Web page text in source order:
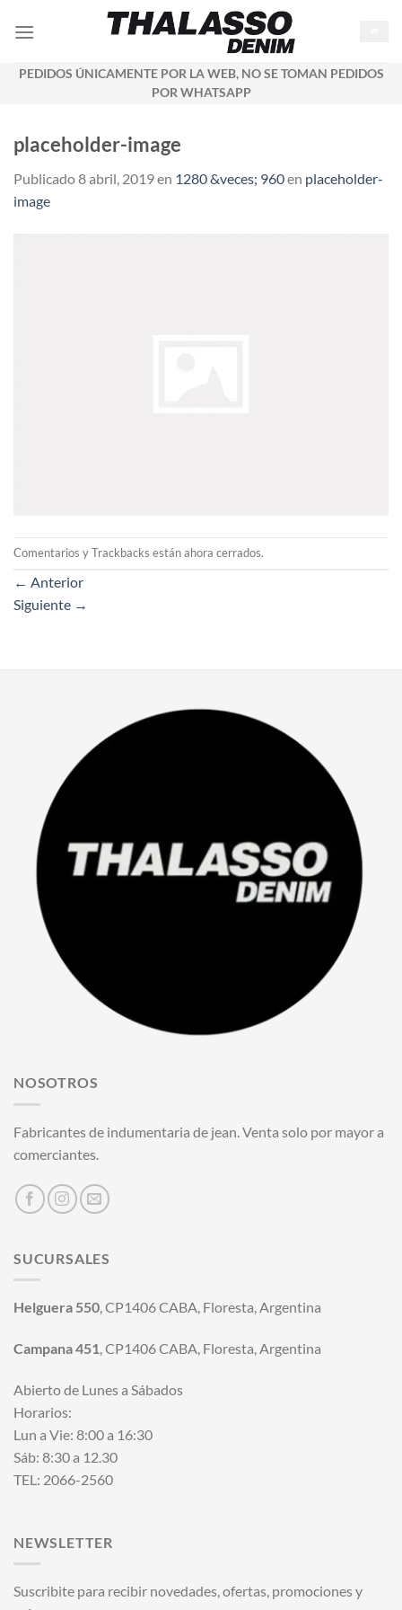
PEDIDOS ÚNICAMENTE POR LA WEB, NO SE TOMAN PEDIDOS
POR WHATSAPP
placeholder-image
Publicado8 abril, 2019en 1280 &veces; 960en placeholder-
image
Comentarios y Trackbacks están ahora cerrados.
← Anterior
Siguiente →
NOSOTROS
Fabricantes de indumentaria de jean. Venta solo por mayor a
comerciantes.
SUCURSALES
Helguera 550, CP1406 CABA, Floresta, Argentina
Campana 451, CP1406 CABA, Floresta, Argentina
Abierto de Lunes a Sábados
Horarios:
Lun a Vie: 8:00 a 16:30
Sáb: 8:30 a 12.30
TEL: 2066-2560
NEWSLETTER
Suscribite para recibir novedades, ofertas, promociones y